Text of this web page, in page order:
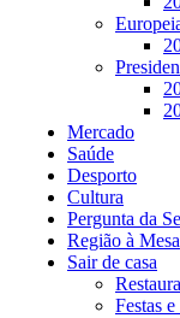
Mercado
Saúde
Desporto
Cultura
Pergunta da
Região à Mesa
Sair de casa
Festas